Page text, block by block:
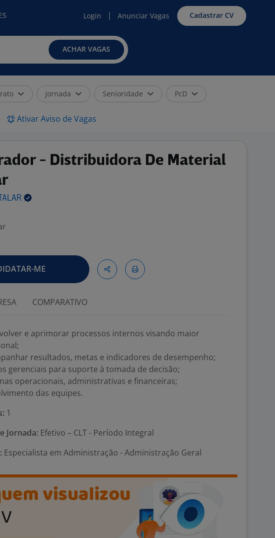
Login Anunciar Vagas Cadastrar CV
ACHAR VAGAS
Jornada Senioridade PcD
Ativar Aviso de Vagas
- Distribuidora De Material
ME
COMPARATIVO
e aprimorar processos internos visando maior
resultados, metas e indicadores de desempenho;
gerenciais para suporte à tomada de decisão;
operacionais, administrativas e financeiras;
das equipes.
1
Jornada: Efetivo – CLT - Período Integral
Especialista em Administração - Administração Geral